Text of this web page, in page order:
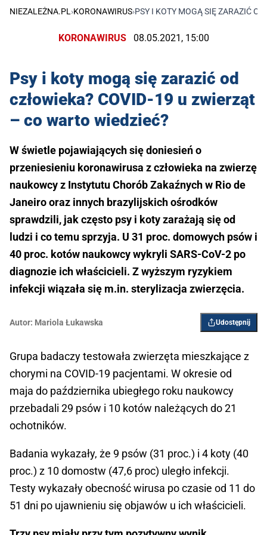
NIEZALEŻNA.PL›KORONAWIRUS›PSY I KOTY MOGĄ SIĘ ZARAZIĆ
KORONAWIRUS 08.05.2021, 15:00
Psy i koty mogą się zarazić od
człowieka? COVID-19 u zwierząt
– co warto wiedzieć?
W świetle pojawiających się doniesień o
przeniesieniu koronawirusa z człowieka na zwierzę
naukowcy z Instytutu Chorób Zakaźnych w Rio de
Janeiro oraz innych brazylijskich ośrodków
sprawdzili, jak często psy i koty zarażają się od
ludzi i co temu sprzyja. U 31 proc. domowych psów i
40 proc. kotów naukowcy wykryli SARS-CoV-2 po
diagnozie ich właścicieli. Z wyższym ryzykiem
infekcji wiązała się m.in. sterylizacja zwierzęcia.
Autor: Mariola Łukawska Udostępnij
Grupa badaczy testowała zwierzęta mieszkające z
chorymi na COVID-19 pacjentami. W okresie od
maja do października ubiegłego roku naukowcy
przebadali 29 psów i 10 kotów należących do 21
ochotników.
Badania wykazały, że 9 psów (31 proc.) i 4 koty (40
proc.) z 10 domostw (47,6 proc) uległo infekcji.
Testy wykazały obecność wirusa po czasie od 11 do
51 dni po ujawnieniu się objawów u ich właścicieli.